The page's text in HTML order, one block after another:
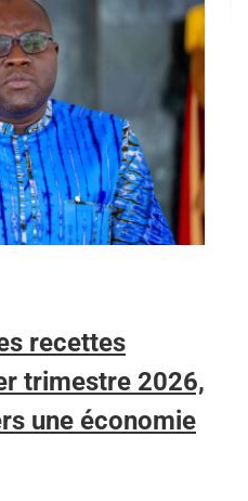
recettes
trimestre 2026,
une économie